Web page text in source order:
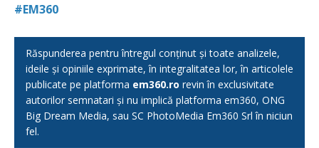
#EM360
Răspunderea pentru întregul conținut și toate analizele,
ideile și opiniile exprimate, în integralitatea lor, în articolele
publicate pe platforma em360.ro revin în exclusivitate
autorilor semnatari și nu implică platforma em360, ONG
Big Dream Media, sau SC PhotoMedia Em360 Srl în niciun
fel.